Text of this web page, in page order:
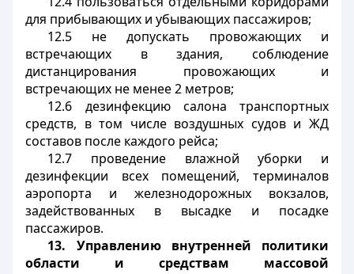
для прибывающих и убывающих пассажиров;
12.5 не допускать провожающих и
встречающих в здания, соблюдение
дистанцирования провожающих и
встречающих не менее 2 метров;
12.6 дезинфекцию салона транспортных
средств, в том числе воздушных судов и ЖД
составов после каждого рейса;
12.7 проведение влажной уборки и
дезинфекции всех помещений, терминалов
аэропорта и железнодорожных вокзалов,
задействованных в высадке и посадке
пассажиров.
13.
Управлению внутренней политики
области и средствам массовой